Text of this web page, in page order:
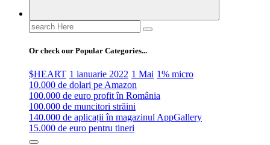
Search
for:
Or check our Popular Categories...
$HEART 1 ianuarie 2022 1 Mai 1% micro
10.000 de dolari pe Amazon
100.000 de euro profit în România
100.000 de muncitori străini
140.000 de aplicații în magazinul AppGallery
15.000 de euro pentru tineri